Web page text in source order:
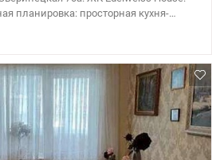
планировка: просторная кухня-
быстро добраться в любой уголок
м. Выдубичи, важнейшие
и удобная транспортная развязка
2 паркинга. 044 200 10 80